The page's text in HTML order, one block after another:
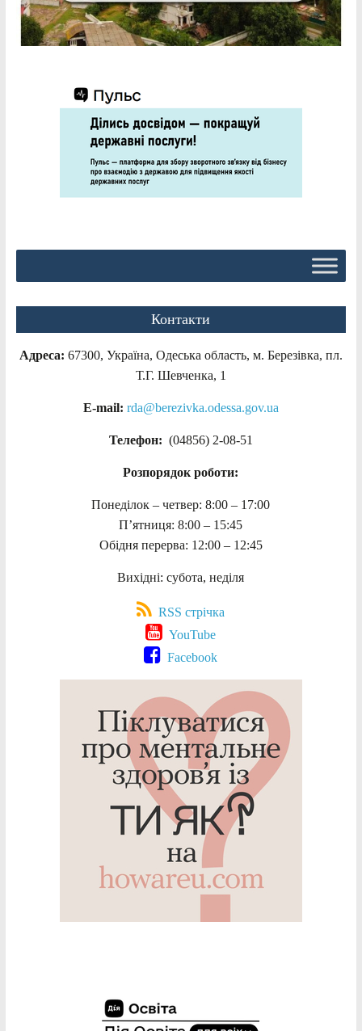
Контакти
Адреса: 67300, Україна, Одеська область, м. Березівка, пл.
Т.Г. Шевченка, 1
E-mail: rda@berezivka.odessa.gov.ua
Телефон: (04856) 2-08-51
Розпорядок роботи:
Понеділок – четвер: 8:00 – 17:00
П’ятниця: 8:00 – 15:45
Обідня перерва: 12:00 – 12:45
Вихідні: субота, неділя
RSS стрічка
YouTube
Facebook